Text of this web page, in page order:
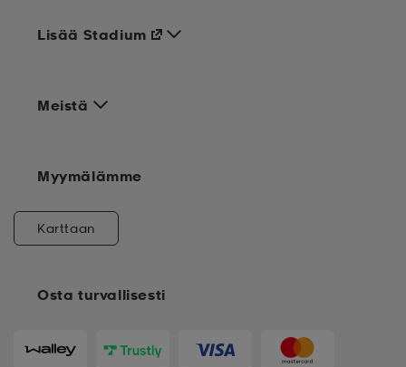
Meistä
Osta turvallisesti
Lisää Stadium
Myymälämme
Karttaan